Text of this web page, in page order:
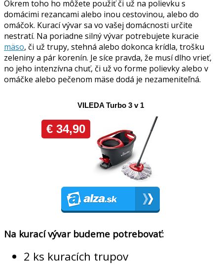
Okrem toho ho môžete použiť či už na polievku s
domácimi rezancami alebo inou cestovinou, alebo do
omáčok. Kurací vývar sa vo vašej domácnosti určite
nestratí. Na poriadne silný vývar potrebujete kuracie
mäso, či už trupy, stehná alebo dokonca krídla, trošku
zeleniny a pár korenín. Je síce pravda, že musí dlho vrieť,
no jeho intenzívna chuť, či už vo forme polievky alebo v
omáčke alebo pečenom mäse dodá je nezameniteľná.
Na kurací vývar budeme potrebovať:
2 ks kuracích trupov